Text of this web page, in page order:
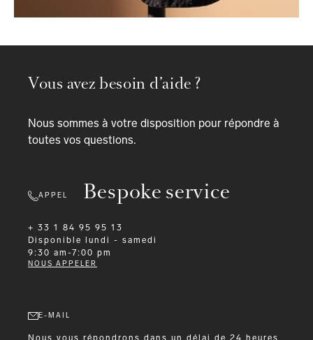
Bespoke service
Vous avez besoin d’aide ?
Nous sommes à votre disposition pour répondre à
toutes vos questions.
APPEL
+ 33 1 84 95 95 13
Disponible
lundi - samedi
9:30 am-7:00 pm
NOUS APPELER
E-MAIL
Nous vous répondrons dans un délai de 24 heures